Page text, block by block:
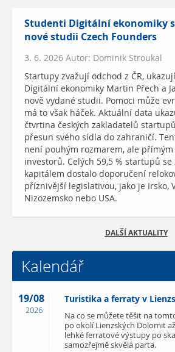
Studenti Digitální ekonomiky
nové studii Czech Founders
3. 6. 2026 Autor: Dominik Stroukal
Startupy zvažují odchod z ČR,
Digitální ekonomiky Martin Přech a
nově vydané studii. Pomoci může
má to však háček. Aktuální data
čtvrtina českých zakladatelů
přesun svého sídla do zahraničí.
není pouhým rozmarem, ale přímým
investorů. Celých 59,5 % startupů
kapitálem dostalo doporučení
příznivější legislativou, jako je Irsko,
Nizozemsko nebo USA.
DALŠÍ AKTUALITY
Kalendář
19/08
2026
Turistika a ferraty v
Na co se můžete těšit na
po okolí Lienzských Dolomit
lehké ferratové výstupy po
samozřejmě skvělá parta.